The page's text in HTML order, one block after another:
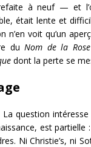
à neuf — et
était lente et
n’en voit qu’un
duNom de la Rose
dont la perte se
question intéresse
est
Ni Christie’s, ni